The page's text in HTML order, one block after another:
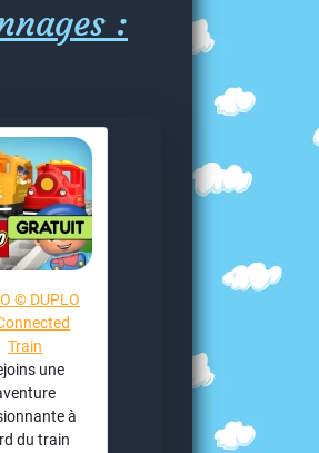
:
© DUPLO
Train
une
à
du train